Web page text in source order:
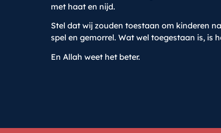
met haat en nijd.
Stel dat wij zouden toestaan om kinderen
spel en gemorrel. Wat wel toegestaan is, is
En Allah weet het beter.